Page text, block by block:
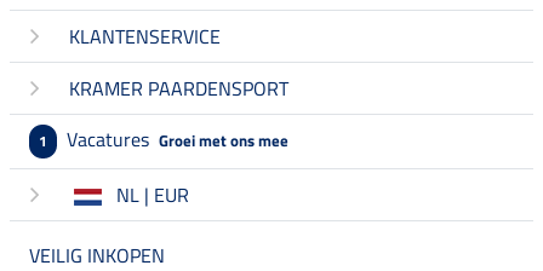
KLANTENSERVICE
KRAMER PAARDENSPORT
1 Vacatures Groei met ons mee
NL | EUR
VEILIG INKOPEN